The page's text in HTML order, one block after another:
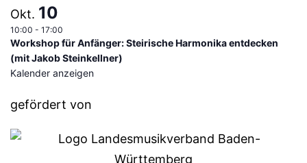
Okt. 10
10:00 - 17:00
Workshop für Anfänger: Steirische Harmonika entdecken
(mit Jakob Steinkellner)
Kalender anzeigen
gefördert von